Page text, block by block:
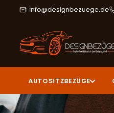
info@designbezuege.de
AUTOSITZBEZÜGE